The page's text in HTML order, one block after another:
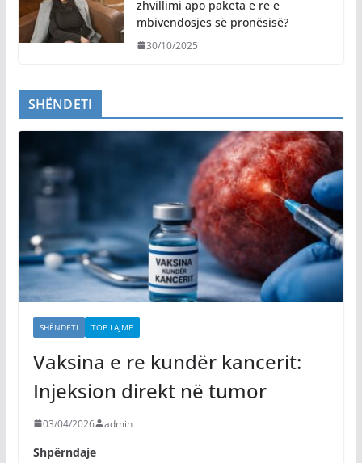
zhvillimi apo paketa e re e
mbivendosjes së pronësisë?
30/10/2025
SHËNDETI
SHËNDETI TOP LAJME
Vaksina e re kundër kancerit:
Injeksion direkt në tumor
03/04/2026 admin
Shpërndaje